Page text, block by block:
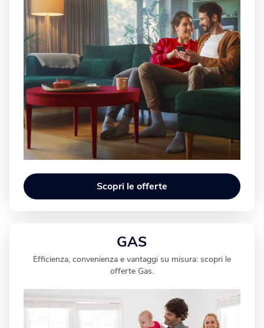
Scopri le offerte
GAS
Efficienza, convenienza e vantaggi su misura: scopri le
offerte Gas.